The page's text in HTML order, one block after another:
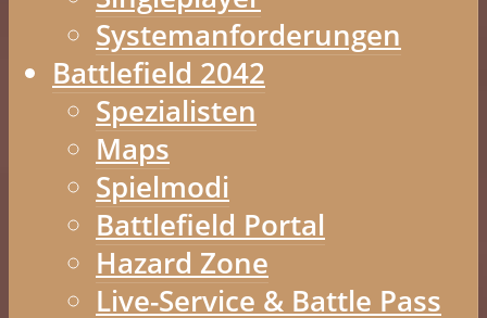
Systemanforderungen
Battlefield 2042
Spezialisten
Maps
Spielmodi
Battlefield Portal
Hazard Zone
Live-Service & Battle Pass